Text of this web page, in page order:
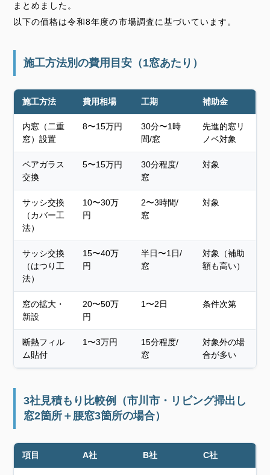
まとめました。
以下の価格は令和8年度の市場調査に基づいています。
施工方法別の費用目安（1窓あたり）
施工方法 費用相場 工期 補助金
内窓（二重
窓）設置
8〜15万円
30分〜1時
間/窓
先進的窓リ
ノベ対象
ペアガラス
交換
5〜15万円
30分程度/
窓
対象
サッシ交換
（カバー工
法）
10〜30万
円
2〜3時間/
窓
対象
サッシ交換
（はつり工
法）
15〜40万
円
半日〜1日/
窓
対象（補助
額も高い）
窓の拡大・
新設
20〜50万
円
1〜2日 条件次第
断熱フィル
ム貼付
1〜3万円
15分程度/
窓
対象外の場
合が多い
3社見積もり比較例（市川市・リビング掃出し
窓2箇所＋腰窓3箇所の場合）
項目 A社 B社 C社